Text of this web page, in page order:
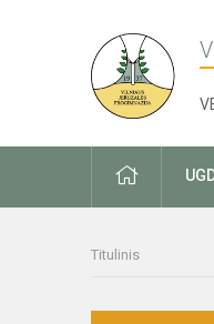
PRADŽIA
Titulinis